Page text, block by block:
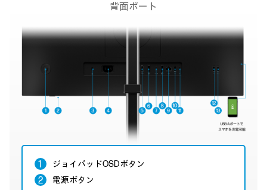
背面ポート
ジョイパッドOSDボタン
電源ボタン